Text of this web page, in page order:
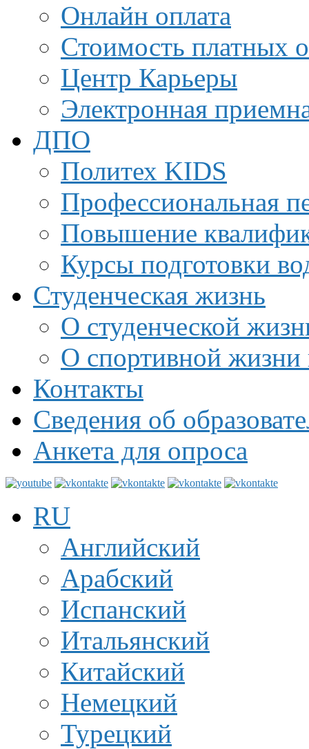
Онлайн оплата
Стоимость платных
Центр Карьеры
Электронная
ДПО
Политех KIDS
Профессиональная
Повышение
Курсы подготовки
Студенческая жизнь
О студенческой
О спортивной жизни
Контакты
Сведения об
Анкета для опроса
RU
Английский
Арабский
Испанский
Итальянский
Китайский
Немецкий
Турецкий